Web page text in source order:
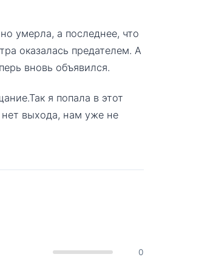
умерла, а последнее, что
оказалась предателем. А
вновь объявился.
я попала в этот
выхода, нам уже не
0